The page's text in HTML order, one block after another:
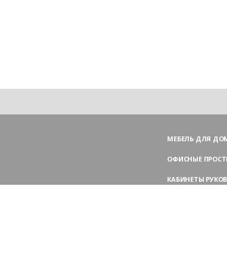
МЕБЕЛЬ ДЛЯ
ОФИСНЫЕ
КАБИНЕТЫ